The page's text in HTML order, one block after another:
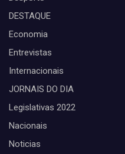
DESTAQUE
Economia
Entrevistas
Internacionais
JORNAIS DO DIA
Legislativas 2022
Nacionais
Noticias